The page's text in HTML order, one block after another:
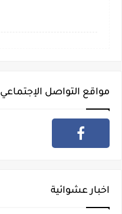
مواقع التواصل الإجتماعي
اخبار عشوائية